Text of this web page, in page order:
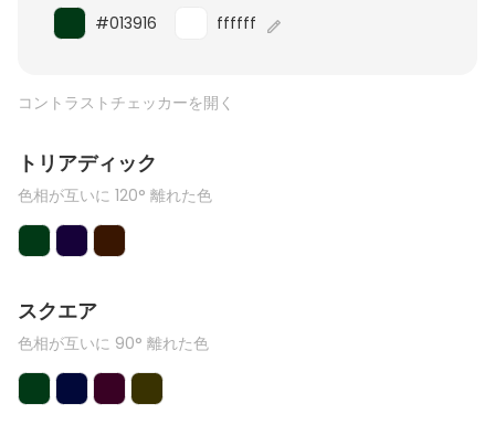
#013916 ffffff
コントラストチェッカーを開く
トリアディック
色相が互いに 120° 離れた色
スクエア
色相が互いに 90° 離れた色